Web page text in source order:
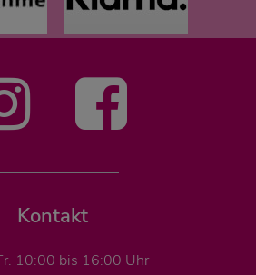
Kontakt
10:00 bis 16:00 Uhr